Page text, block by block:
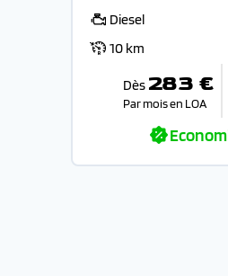
Diesel
10 km
Dès 283 €
Par mois en LOA